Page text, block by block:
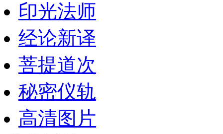
印光法师
经论新译
菩提道次
秘密仪轨
高清图片